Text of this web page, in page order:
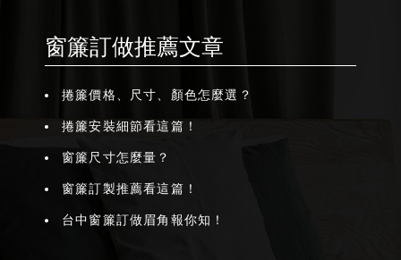
窗簾訂做推薦文章
捲簾價格、尺寸、顏色怎麼選？
捲簾安裝細節看這篇！
窗簾尺寸怎麼量？
窗簾訂製推薦看這篇！
台中窗簾訂做眉角報你知！